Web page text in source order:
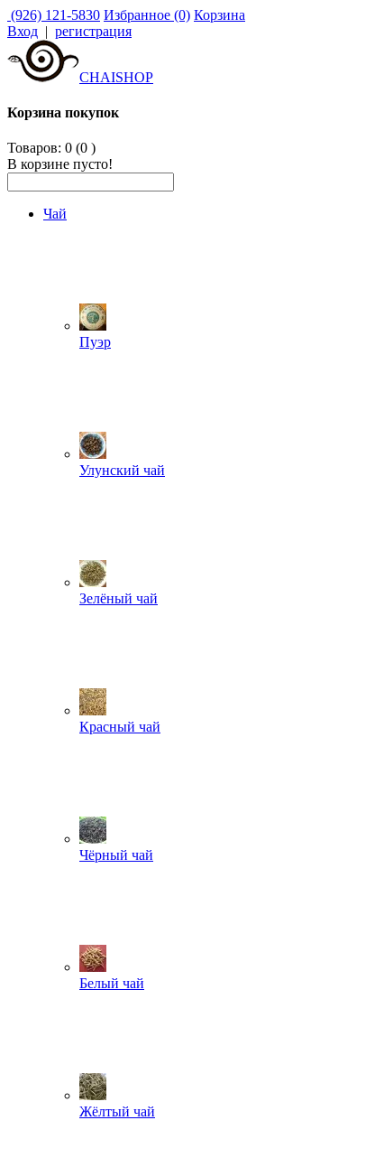
(926) 121-5830 Избранное (0) Корзина
Вход | регистрация
CHAISHOP
Корзина покупок
Товаров: 0 (0 )
В корзине пусто!
Чай
Пуэр
Улунский чай
Зелёный чай
Красный чай
Чёрный чай
Белый чай
Жёлтый чай